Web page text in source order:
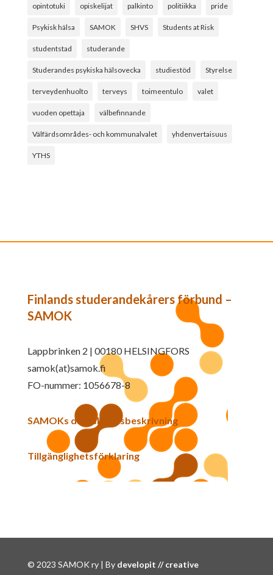
opintotuki opiskelijat palkinto politiikka pride
Psykisk hälsa SAMOK SHVS Students at Risk
studentstad studerande
Studerandes psykiska hälsovecka studiestöd Styrelse
terveydenhuolto terveys toimeentulo valet
vuoden opettaja välbefinnande
Välfärdsområdes- och kommunalvalet yhdenvertaisuus
YTHS
Finlands studerandekårers förbund –
SAMOK
Lappbrinken 2 | 00180 HELSINGFORS
samok(at)samok.fi
FO-nummer: 1056678-8
SAMOKs dataskyddsbeskrivning
Tillgänglighetsförklaring
© 2023 SAMOK ry | By developit // creative